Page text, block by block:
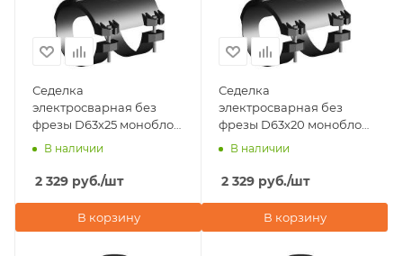
Седелка
электросварная без
фрезы D63х25 моноблок
ПЭ100 SDR 11
В наличии
2 329 руб./шт
В корзину
Седелка
электросварная без
фрезы D63х20 моноблок
ПЭ100 SDR 11
В наличии
2 329 руб./шт
В корзину